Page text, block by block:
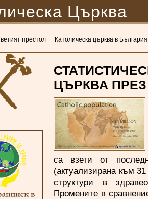
Църква
престол Католическа църква в България
ЦЪРКВА ПРЕЗ
са взети от
(актуализирана към
структури в
Промените в